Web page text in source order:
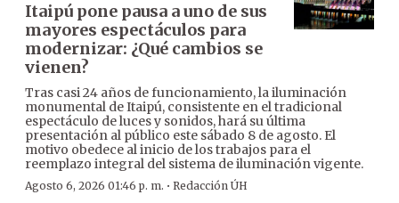
Itaipú pone pausa a uno de sus
mayores espectáculos para
modernizar: ¿Qué cambios se
vienen?
Tras casi 24 años de funcionamiento, la iluminación
monumental de Itaipú, consistente en el tradicional
espectáculo de luces y sonidos, hará su última
presentación al público este sábado 8 de agosto. El
motivo obedece al inicio de los trabajos para el
reemplazo integral del sistema de iluminación vigente.
Agosto 6, 2026 01:46 p. m. · Redacción ÚH